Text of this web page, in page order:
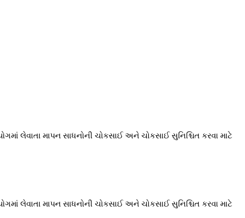
લેવાતા માપન સાધનોની ચોકસાઈ અને ચોકસાઈ સુનિશ્ચિત કરવા માટે
લેવાતા માપન સાધનોની ચોકસાઈ અને ચોકસાઈ સુનિશ્ચિત કરવા માટે